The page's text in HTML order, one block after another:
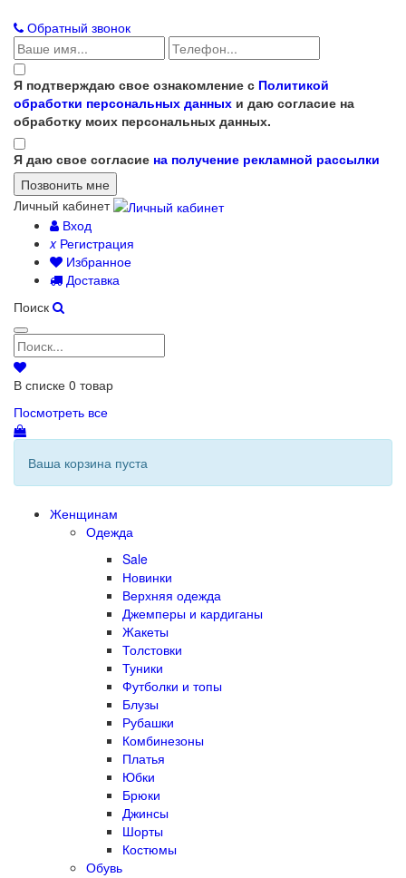
Обратный звонок
Я подтверждаю свое ознакомление с Политикой
обработки персональных данных и даю согласие на
обработку моих персональных данных.
Я даю свое согласие на получение рекламной рассылки
Личный кабинет
Вход
xРегистрация
Избранное
Доставка
Поиск
В списке 0 товар
Посмотреть все
Ваша корзина пуста
Женщинам
Одежда
Sale
Новинки
Верхняя одежда
Джемперы и кардиганы
Жакеты
Толстовки
Туники
Футболки и топы
Блузы
Рубашки
Комбинезоны
Платья
Юбки
Брюки
Джинсы
Шорты
Костюмы
Обувь